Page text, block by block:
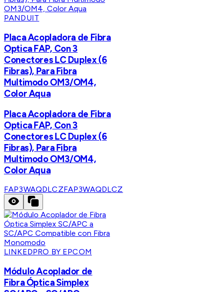
PANDUIT
Placa Acopladora de Fibra
Optica FAP, Con 3
Conectores LC Duplex (6
Fibras), Para Fibra
Multimodo OM3/OM4,
Color Aqua
Placa Acopladora de Fibra
Optica FAP, Con 3
Conectores LC Duplex (6
Fibras), Para Fibra
Multimodo OM3/OM4,
Color Aqua
FAP3WAQDLCZFAP3WAQDLCZ
LINKEDPRO BY EPCOM
Módulo Acoplador de
Fibra Óptica Simplex